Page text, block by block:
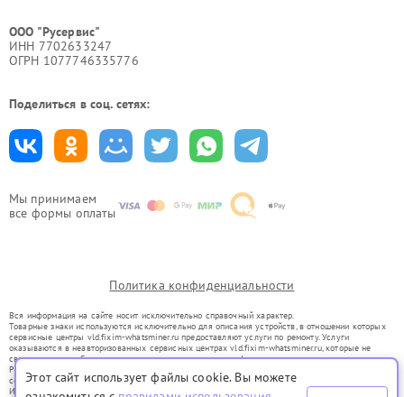
Мы принимаем
все формы оплаты
ООО "Русервис"
ИНН 7702633247
ОГРН 1077746335776
Поделиться в соц. сетях:
Политика конфиденциальности
Вся информация на сайте носит исключительно справочный характер.
Товарные знаки используются исключительно для описания устройств, в отношении которых
сервисные центры vld.fixim-whatsminer.ru предоставляют услуги по ремонту. Услуги
оказываются в неавторизованных сервисных центрах vld.fixim-whatsminer.ru, которые не
связаны с правообладателями товарных знаков или их официальными представителями.
Ремонт осуществляется для устройств, уже введенных в гражданский оборот в соответствии
со статьей 1487 ГК РФ.
Использование товарных знаков не преследует цели индивидуализации услуг или введения
Этот сайт использует файлы cookie. Вы можете